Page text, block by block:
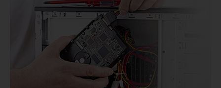
WIDERRUFSFORMULAR
STANDORTE